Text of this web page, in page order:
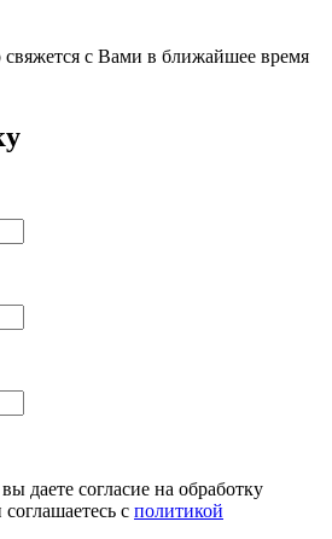
с Вами в ближайшее время
даете согласие на обработку
с политикой